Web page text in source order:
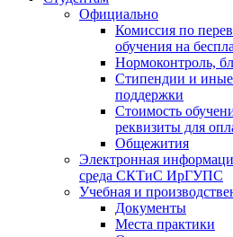
Официально
Комиссия по
обучения на
Нормоконтроль,
Стипендии и
поддержки
Стоимость
реквизиты для
Общежития
Электронная
среда СКТиС ИрГУПС
Учебная и
Документы
Места практики